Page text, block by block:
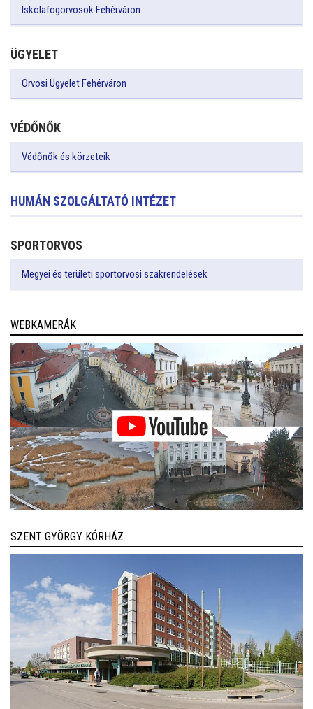
Iskolafogorvosok Fehérváron
ÜGYELET
Orvosi Ügyelet Fehérváron
VÉDŐNŐK
Védőnők és körzeteik
HUMÁN SZOLGÁLTATÓ INTÉZET
SPORTORVOS
Megyei és területi sportorvosi szakrendelések
WEBKAMERÁK
SZENT GYÖRGY KÓRHÁZ